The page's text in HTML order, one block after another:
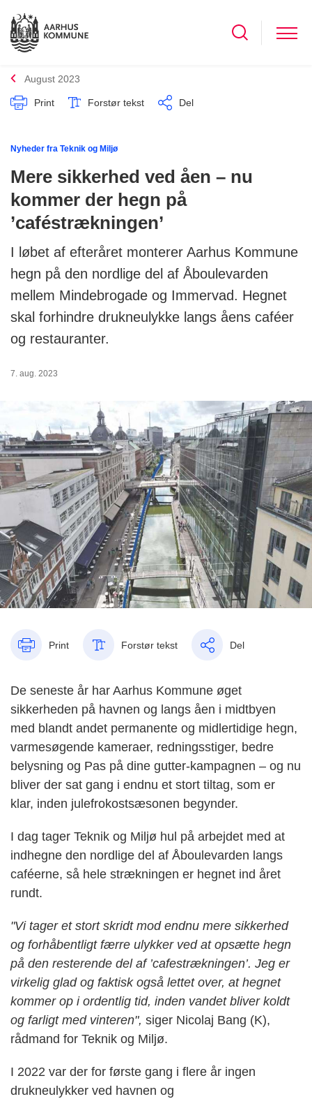
August 2023
Print Forstør tekst Del
Nyheder fra Teknik og Miljø
Mere sikkerhed ved åen – nu
kommer der hegn på
’caféstrækningen’
I løbet af efteråret monterer Aarhus Kommune
hegn på den nordlige del af Åboulevarden
mellem Mindebrogade og Immervad. Hegnet
skal forhindre drukneulykke langs åens caféer
og restauranter.
7. aug. 2023
Print Forstør tekst Del
De seneste år har Aarhus Kommune øget
sikkerheden på havnen og langs åen i midtbyen
med blandt andet permanente og midlertidige hegn,
varmesøgende kameraer, redningsstiger, bedre
belysning og Pas på dine gutter-kampagnen – og nu
bliver der sat gang i endnu et stort tiltag, som er
klar, inden julefrokostsæsonen begynder.
I dag tager Teknik og Miljø hul på arbejdet med at
indhegne den nordlige del af Åboulevarden langs
caféerne, så hele strækningen er hegnet ind året
rundt.
"Vi tager et stort skridt mod endnu mere sikkerhed
og forhåbentligt færre ulykker ved at opsætte hegn
på den resterende del af ’cafestrækningen’. Jeg er
virkelig glad og faktisk også lettet over, at hegnet
kommer op i ordentlig tid, inden vandet bliver koldt
og farligt med vinteren", siger Nicolaj Bang (K),
rådmand for Teknik og Miljø.
I 2022 var der for første gang i flere år ingen
drukneulykker ved havnen og